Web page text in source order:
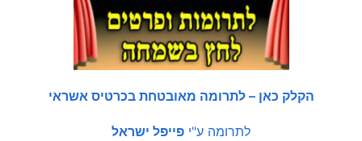
הקלק כאן – לתרומה מאובטחת בכרטיס אשראי
לתרומה ע"י פייפל ישראל